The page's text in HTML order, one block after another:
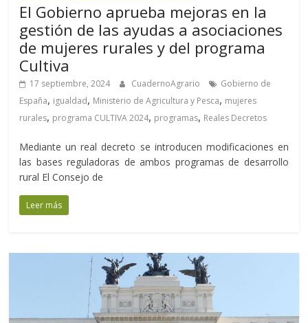
El Gobierno aprueba mejoras en la
gestión de las ayudas a asociaciones
de mujeres rurales y del programa
Cultiva
17 septiembre, 2024 CuadernoAgrario
Gobierno de
España, igualdad, Ministerio de Agricultura y Pesca, mujeres
rurales, programa CULTIVA 2024, programas, Reales Decretos
Mediante un real decreto se introducen modificaciones en
las bases reguladoras de ambos programas de desarrollo
rural El Consejo de
Leer más